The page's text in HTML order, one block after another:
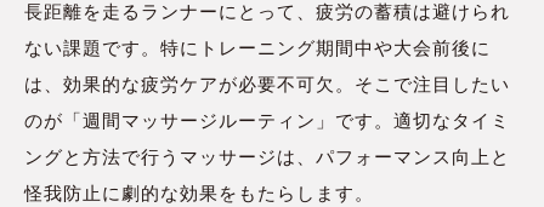
長距離を走るランナーにとって、疲労の蓄積は避けられ
ない課題です。特にトレーニング期間中や大会前後に
は、効果的な疲労ケアが必要不可欠。そこで注目したい
のが「週間マッサージルーティン」です。適切なタイミ
ングと方法で行うマッサージは、パフォーマンス向上と
怪我防止に劇的な効果をもたらします。